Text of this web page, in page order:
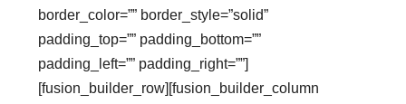
border_color=”” border_style=”solid”
padding_top=”” padding_bottom=””
padding_left=”” padding_right=””]
[fusion_builder_row][fusion_builder_column